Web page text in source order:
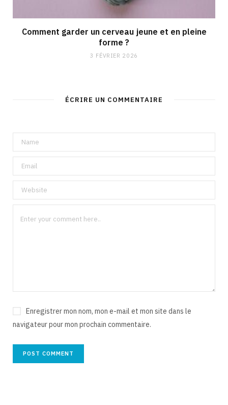
Comment garder un cerveau jeune et en pleine
forme ?
3 FÉVRIER 2026
ÉCRIRE UN COMMENTAIRE
Enregistrer mon nom, mon e-mail et mon site dans le
navigateur pour mon prochain commentaire.